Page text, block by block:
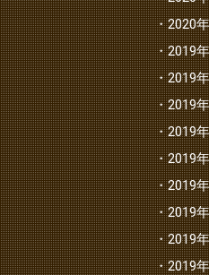
2020
2019
2019
2019
2019
2019
2019
2019
2019
2019